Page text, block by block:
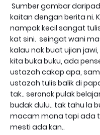
Sumber gambar
kaitan dengan berita ni.
nampak kecil sangat
kat sini. seingat wani
kalau nak buat ujian
kita buka buku, ada
ustazah cakap apa,
ustazah tulis balik di
tak.. seronok pulak
budak dulu.. tak tahu la
macam mana tapi ada
mesti ada kan..